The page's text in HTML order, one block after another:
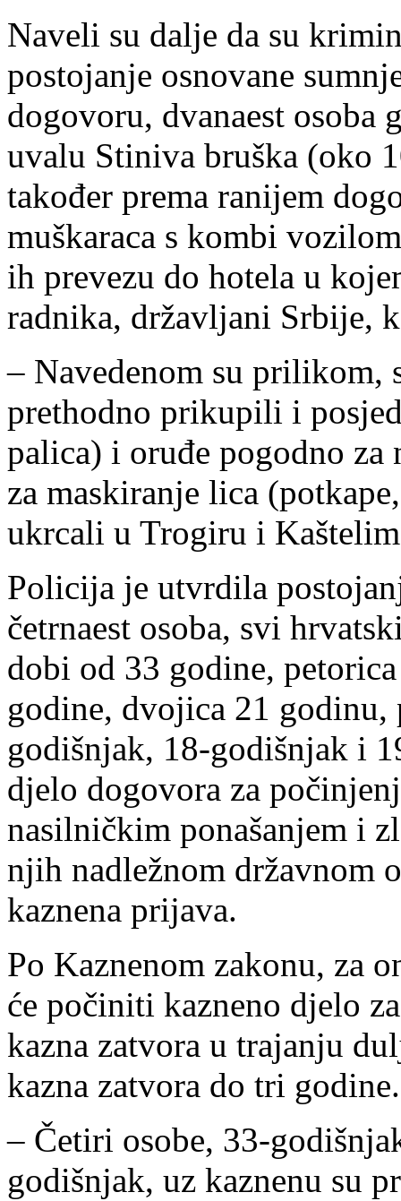
Naveli su dalje da su
postojanje osnovane
dogovoru, dvanaest osoba
uvalu Stiniva bruška (oko
također prema ranijem
muškaraca s kombi
ih prevezu do hotela u
radnika, državljani Srbije,
– Navedenom su prilikom,
prethodno prikupili i
palica) i oruđe pogodno za
za maskiranje lica
ukrcali u Trogiru i
Policija je utvrdila
četrnaest osoba, svi
dobi od 33 godine,
godine, dvojica 21
godišnjak, 18-godišnjak i
djelo dogovora za
nasilničkim ponašanjem i
njih nadležnom državnom
kaznena prijava.
Po Kaznenom zakonu, za
će počiniti kazneno djelo
kazna zatvora u trajanju
kazna zatvora do tri godine.
– Četiri osobe, 33-
godišnjak, uz kaznenu su